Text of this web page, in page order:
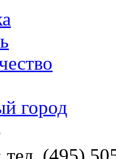
город